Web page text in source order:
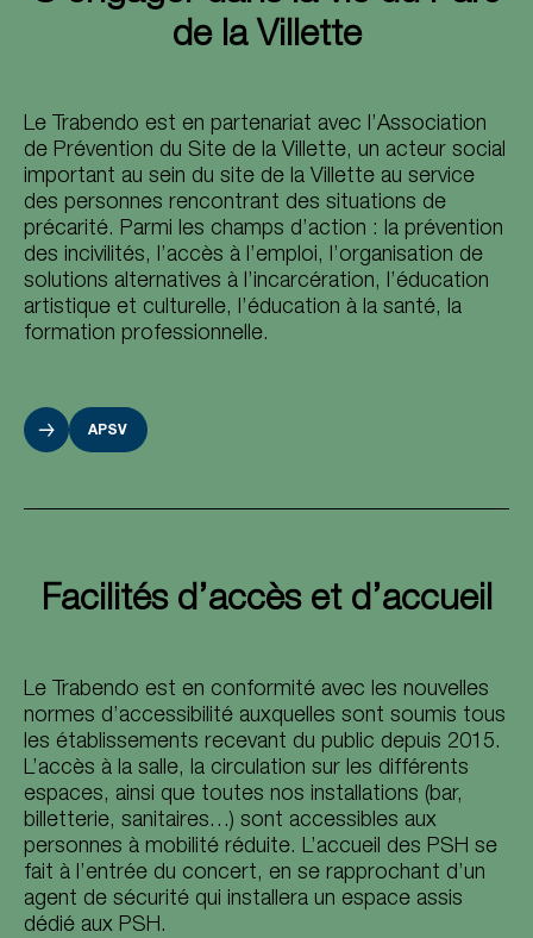
de la Villette
Le Trabendo est en partenariat avec l’Association
de Prévention du Site de la Villette, un acteur social
important au sein du site de la Villette au service
des personnes rencontrant des situations de
précarité. Parmi les champs d’action : la prévention
des incivilités, l’accès à l’emploi, l’organisation de
solutions alternatives à l’incarcération, l’éducation
artistique et culturelle, l’éducation à la santé, la
formation professionnelle.
APSV
Facilités d’accès et d’accueil
Le Trabendo est en conformité avec les nouvelles
normes d’accessibilité auxquelles sont soumis tous
les établissements recevant du public depuis 2015.
L’accès à la salle, la circulation sur les différents
espaces, ainsi que toutes nos installations (bar,
billetterie, sanitaires…) sont accessibles aux
personnes à mobilité réduite. L’accueil des PSH se
fait à l’entrée du concert, en se rapprochant d’un
agent de sécurité qui installera un espace assis
dédié aux PSH.